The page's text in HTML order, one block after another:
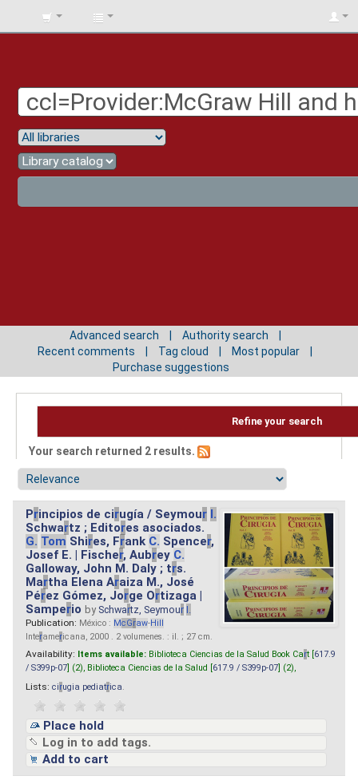
BIBLIOTECA
Advanced search
Authority search
Recent comments
Tag cloud
Most popular
Purchase suggestions
Refine your search
Your search returned 2 results.
Principios de cirugía / Seymour I.
Schwartz ; Editores asociados.
G. Tom Shires, Frank C. Spencer,
Josef E. | Fischer, Aubrey C.
Galloway, John M. Daly ; trs.
Martha Elena Araiza M., José
Pérez Gómez, Jorge Ortizaga |
Samperio by Schwartz, Seymour I.
Publication: México : McGraw-Hill
Interamericana, 2000 . 2 volumenes. : il. ; 27 cm.
Availability: Items available: Biblioteca Ciencias de la Salud Book Cart [ 617.9
/ S399p-07 ] (2), Biblioteca Ciencias de la Salud [ 617.9 / S399p-07 ] (2),
Lists: cirugia pediatrica
Place hold
Log in to add tags.
Add to cart